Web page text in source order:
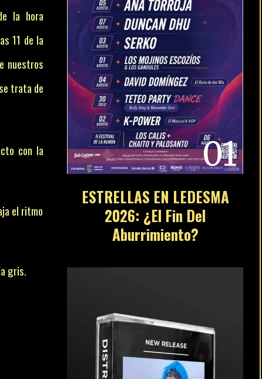
la hora
11 de la
nuestros
trata de
con la
el ritmo
gris.
01
ESTRELLAS EN LEDESMA
2026: ¿El Fin Del
Aburrimiento?